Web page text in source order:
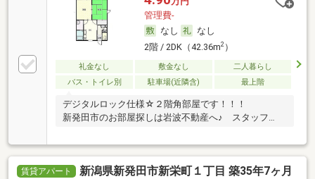
管理費-
なし
なし
2階 / 2DK（42.36m2）
礼金なし 敷金なし
二人暮らし
バス・トイレ別
駐車場(近隣含) 最上階
デジタルロック仕様☆２階角部屋です！！！
新発田市のお部屋探しは岩波不動産へ♪ スタッフ…
賃貸アパート
新潟県新発田市新栄町１丁目 築35年7ヶ月